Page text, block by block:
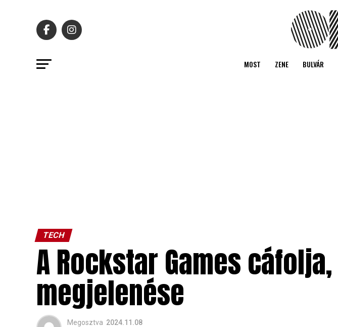
MOST ZENE BULVÁR
TECH
A Rockstar Games
megjelenése
Megosztva 2024.11.08